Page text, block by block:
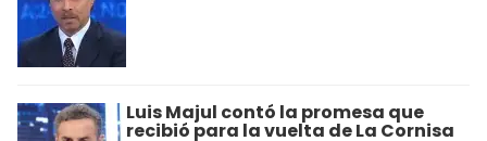
Luis Majul contó la promesa que
recibió para la vuelta de La Cornisa